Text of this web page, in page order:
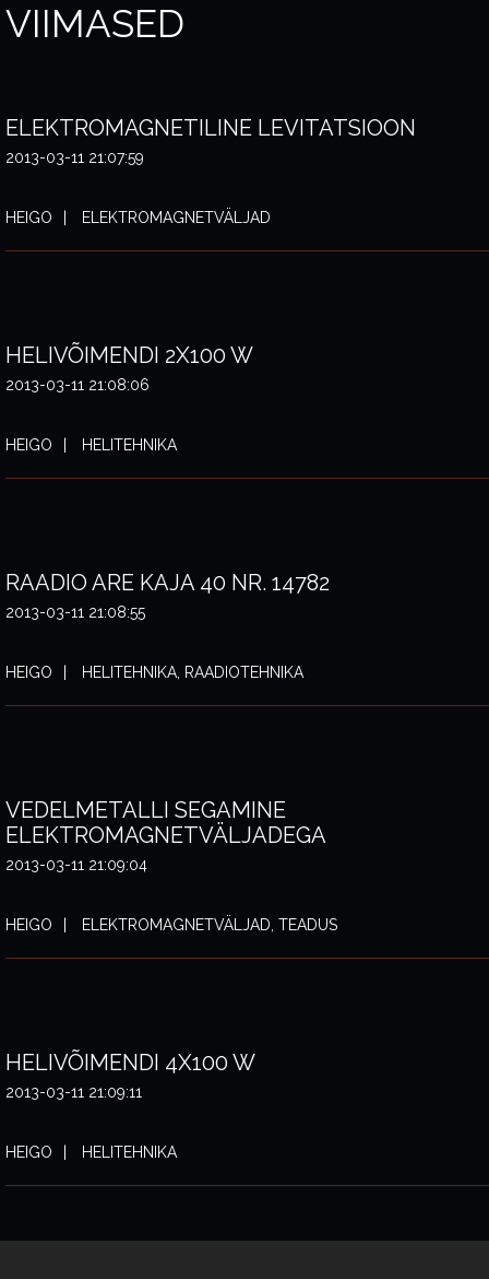
VIIMASED
ELEKTROMAGNETILINE LEVITATSIOON
2013-03-11 21:07:59
HEIGO ELEKTROMAGNETVÄLJAD
HELIVÕIMENDI 2X100 W
2013-03-11 21:08:06
HEIGO HELITEHNIKA
RAADIO ARE KAJA 40 NR. 14782
2013-03-11 21:08:55
HEIGO HELITEHNIKA, RAADIOTEHNIKA
VEDELMETALLI SEGAMINE
ELEKTROMAGNETVÄLJADEGA
2013-03-11 21:09:04
HEIGO ELEKTROMAGNETVÄLJAD, TEADUS
HELIVÕIMENDI 4X100 W
2013-03-11 21:09:11
HEIGO HELITEHNIKA